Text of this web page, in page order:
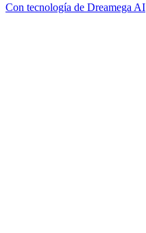
Con tecnología de Dreamega AI